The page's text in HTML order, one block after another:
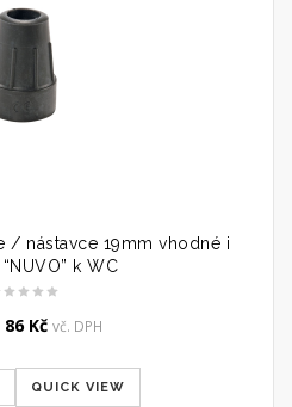
/ nástavce 19mm vhodné i
k WC
Original
Kč.
86 KčCurrent
is:
86 Kč.
vč. DPH
QUICK VIEW